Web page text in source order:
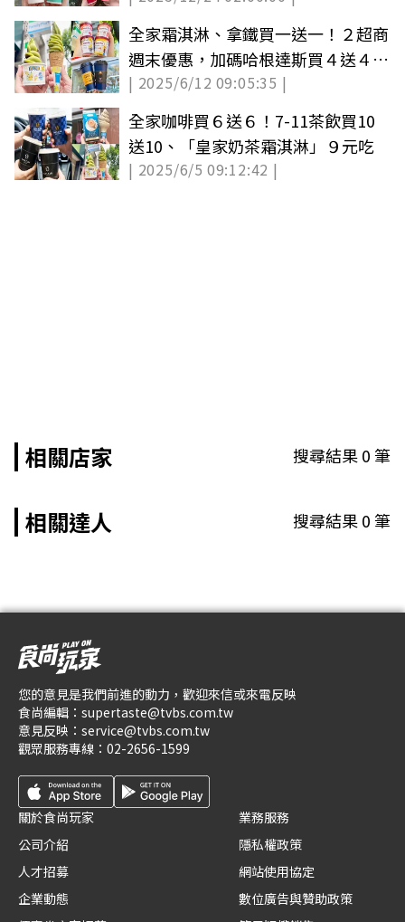
全家霜淇淋、拿鐵買一送一！２超商
週末優惠，加碼哈根達斯買４送４
（中獎公布）
| 2025/6/12 09:05:35 |
全家咖啡買６送６！7-11茶飲買10
送10、「皇家奶茶霜淇淋」９元吃
| 2025/6/5 09:12:42 |
相關店家 搜尋結果0筆
相關達人 搜尋結果0筆
您的意見是我們前進的動力，歡迎來信或來電反映
食尚編輯： supertaste@tvbs.com.tw
意見反映： service@tvbs.com.tw
觀眾服務專線： 02-2656-1599
關於食尚玩家
公司介紹
人才招募
企業動態
業務服務
隱私權政策
網站使用協定
數位廣告與贊助政策